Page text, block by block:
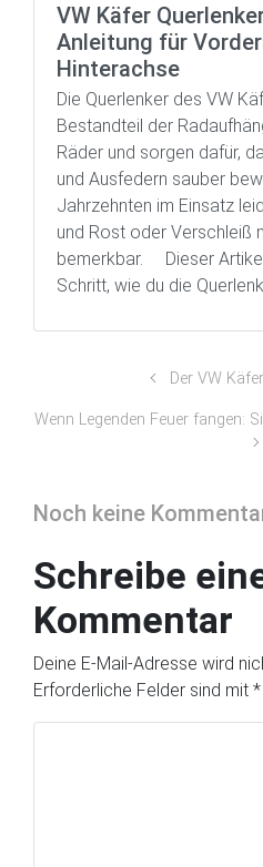
VW Käfer
Anleitung für
Hinterachse
Die Querlenker des VW
Bestandteil der
Räder und sorgen dafür,
und Ausfedern sauber
Jahrzehnten im Einsatz
und Rost oder Verschleiß
bemerkbar. Dieser
Schritt, wie du die
Der VW
Wenn Legenden Feuer fangen:
Noch keine
Schreibe
Kommentar
Deine E-Mail-Adresse wird
Erforderliche Felder sind mit *